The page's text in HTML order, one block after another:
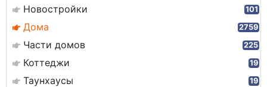
Новостройки 101
Дома 2759
Части домов 225
Коттеджи 19
Таунхаусы 19